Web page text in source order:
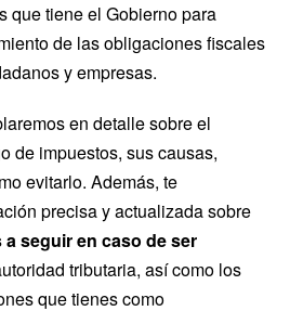
que tiene el Gobierno para
de las obligaciones fiscales
y empresas.
en detalle sobre el
de impuestos, sus causas,
evitarlo. Además, te
precisa y actualizada sobre
seguir en caso de ser
tributaria, así como los
que tienes como